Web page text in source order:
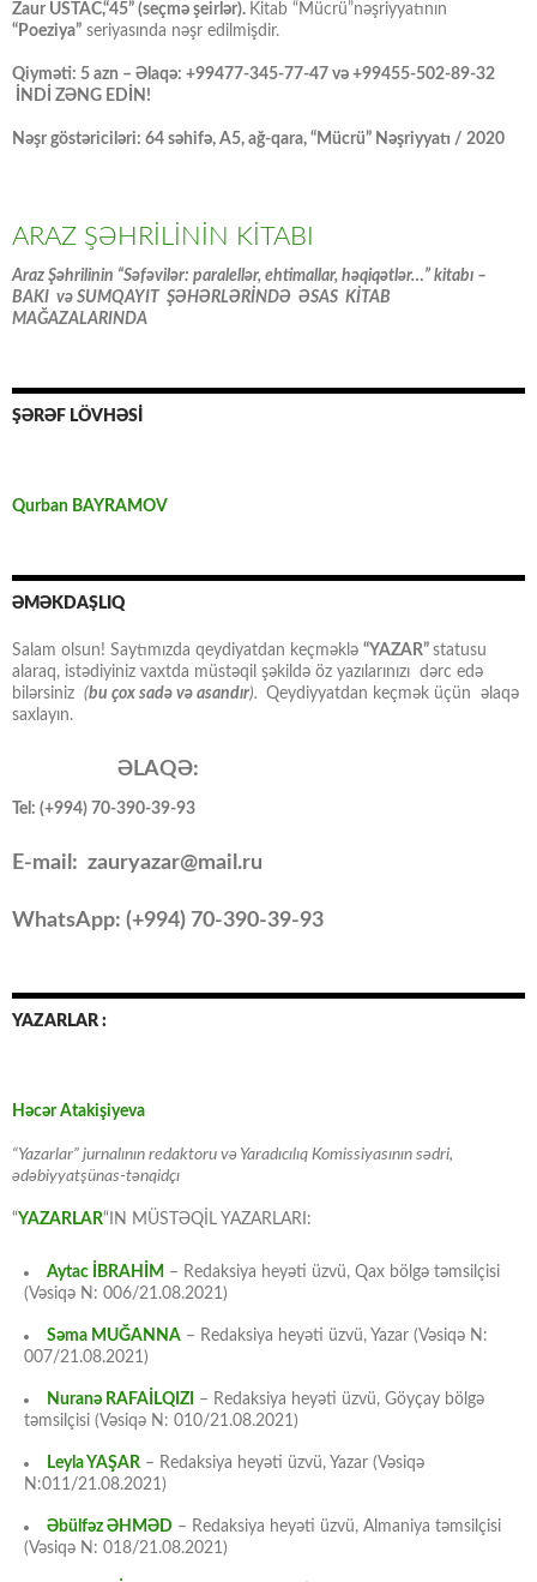
Zaur USTAC,“45” (seçmə şeirlər). Kitab “Mücrü”nəşriyyatının
“Poeziya” seriyasında nəşr edilmişdir.
Qiyməti: 5 azn – Əlaqə: +99477-345-77-47 və +99455-502-89-32
İNDİ ZƏNG EDİN!
Nəşr göstəriciləri: 64 səhifə, A5, ağ-qara, “Mücrü” Nəşriyyatı / 2020
ARAZ ŞƏHRİLİNİN KİTABI
Araz Şəhrilinin “Səfəvilər: paralellər, ehtimallar, həqiqətlər…” kitabı –
BAKI və SUMQAYIT ŞƏHƏRLƏRİNDƏ ƏSAS KİTAB
MAĞAZALARINDA
ŞƏRƏF LÖVHƏSİ
Qurban BAYRAMOV
ƏMƏKDAŞLIQ
Salam olsun! Saytımızda qeydiyatdan keçməklə “YAZAR” statusu
alaraq, istədiyiniz vaxtda müstəqil şəkildə öz yazılarınızı dərc edə
bilərsiniz (bu çox sadə və asandır). Qeydiyyatdan keçmək üçün əlaqə
saxlayın.
ƏLAQƏ:
Tel: (+994) 70-390-39-93
E-mail: zauryazar@mail.ru
WhatsApp: (+994) 70-390-39-93
YAZARLAR :
Həcər Atakişiyeva
“Yazarlar” jurnalının redaktoru və Yaradıcılıq Komissiyasının sədri,
ədəbiyyatşünas-tənqidçı
“YAZARLAR“IN MÜSTƏQİL YAZARLARI:
Aytac İBRAHİM – Redaksiya heyəti üzvü, Qax bölgə təmsilçisi
(Vəsiqə N: 006/21.08.2021)
Səma MUĞANNA – Redaksiya heyəti üzvü, Yazar (Vəsiqə N:
007/21.08.2021)
Nuranə RAFAİLQIZI
– Redaksiya heyəti üzvü, Göyçay bölgə
təmsilçisi (Vəsiqə N: 010/21.08.2021)
Leyla YAŞAR – Redaksiya heyəti üzvü, Yazar (Vəsiqə
N:011/21.08.2021)
Əbülfəz ƏHMƏD – Redaksiya heyəti üzvü, Almaniya təmsilçisi
(Vəsiqə N: 018/21.08.2021)